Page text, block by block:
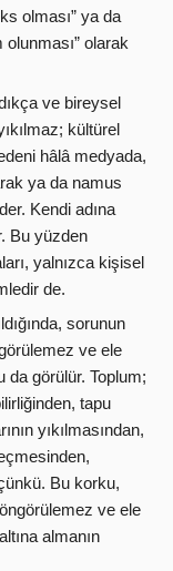
olması” ya da
olunması” olarak
ve bireysel
kültürel
hâlâ medyada,
ya da namus
Kendi adına
Bu yüzden
yalnızca kişisel
de.
sorunun
ve ele
da görülür. Toplum;
tapu
yıkılmasından,
Bu korku,
ve ele
almanın